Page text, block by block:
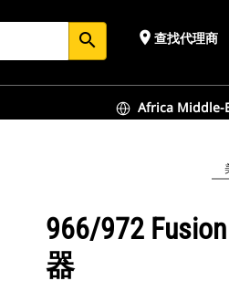
search place 查找代理商
Africa Middle-
966/972
器